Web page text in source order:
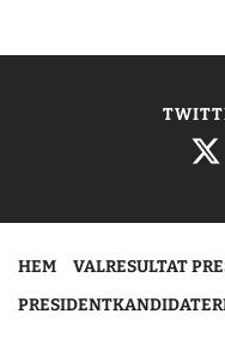
HEM
VALRESULTAT